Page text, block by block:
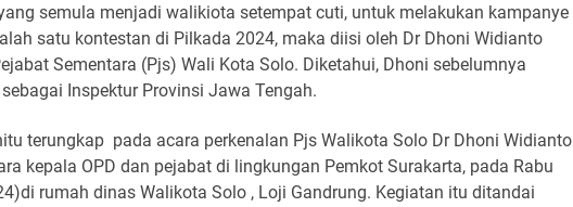
semula menjadi walikiota setempat cuti, untuk melakukan kampanye
satu kontestan di Pilkada 2024, maka diisi oleh Dr Dhoni Widianto
Sementara (Pjs) Wali Kota Solo. Diketahui, Dhoni sebelumnya
Inspektur Provinsi Jawa Tengah.
terungkap pada acara perkenalan Pjs Walikota Solo Dr Dhoni Widianto
kepala OPD dan pejabat di lingkungan Pemkot Surakarta, pada Rabu
rumah dinas Walikota Solo , Loji Gandrung. Kegiatan itu ditandai